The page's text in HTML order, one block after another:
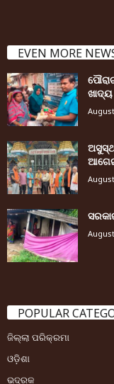
EVEN MORE
ଅସୁସ୍ଥ
POPULAR
ଜିଲ୍ଲା ପରିକ୍ରମା
ଓଡ଼ିଶା
ଭଦ୍ରକ